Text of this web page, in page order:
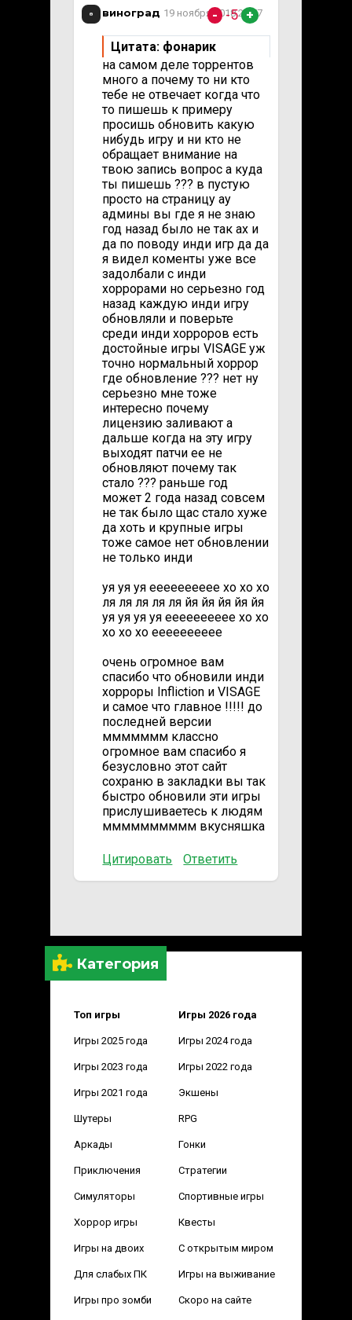
Категория
Топ игры Игры 2026 года
Игры 2025 года Игры 2024 года
Игры 2023 года Игры 2022 года
Игры 2021 года Экшены
Шутеры RPG
Аркады Гонки
Приключения Стратегии
Симуляторы Спортивные игры
Хоррор игры Квесты
Игры на двоих С открытым миром
Для слабых ПК Игры на выживание
Игры про зомби Скоро на сайте
виноград 19 ноября 2018 21:57
Цитата: фонарик
на самом деле торрентов
много а почему то ни кто
тебе не отвечает когда что
то пишешь к примеру
просишь обновить какую
нибудь игру и ни кто не
обращает внимание на
твою запись вопрос а куда
ты пишешь ??? в пустую
просто на страницу ау
админы вы где я не знаю
год назад было не так ах и
да по поводу инди игр да да
я видел коменты уже все
задолбали с инди
хоррорами но серьезно год
назад каждую инди игру
обновляли и поверьте
среди инди хорроров есть
достойные игры VISAGE уж
точно нормальный хоррор
где обновление ??? нет ну
серьезно мне тоже
интересно почему
лицензию заливают а
дальше когда на эту игру
выходят патчи ее не
обновляют почему так
стало ??? раньше год
может 2 года назад совсем
не так было щас стало хуже
да хоть и крупные игры
тоже самое нет обновлении
не только инди
уя уя уя ееееееееее хо хо хо
ля ля ля ля ля йя йя йя йя йя
уя уя уя уя ееееееееее хо хо
хо хо хо ееееееееее
очень огромное вам
спасибо что обновили инди
хорроры Infliction и VISAGE
и самое что главное !!!!! до
последней версии
ммммммм классно
огромное вам спасибо я
безусловно этот сайт
сохраню в закладки вы так
быстро обновили эти игры
прислушиваетесь к людям
мммммммммм вкусняшка
Цитировать Ответить
- -5 +